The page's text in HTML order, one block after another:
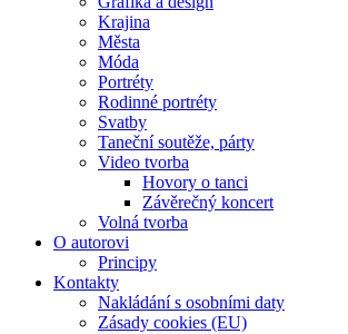
Krajina
Města
Móda
Portréty
Rodinné portréty
Svatby
Taneční soutěže, párty
Video tvorba
Hovory o tanci
Závěrečný koncert
Volná tvorba
O autorovi
Principy
Kontakty
Nakládání s osobními daty
Zásady cookies (EU)